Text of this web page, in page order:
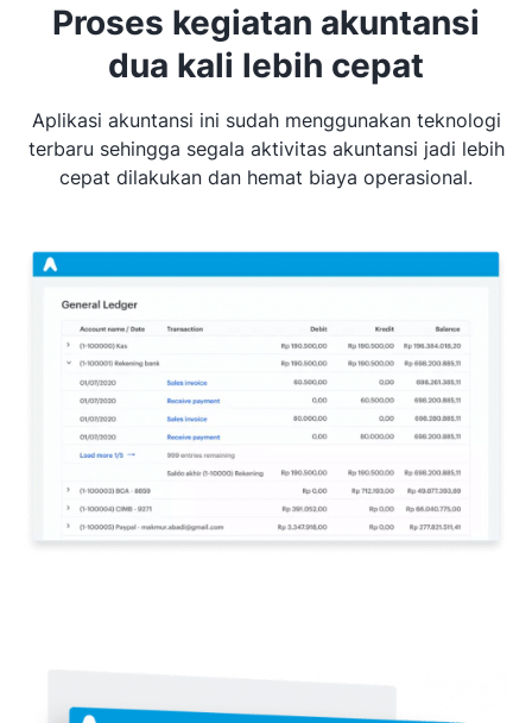
Proses kegiatan akuntansi
dua kali lebih cepat
Aplikasi akuntansi ini sudah menggunakan teknologi
terbaru sehingga segala aktivitas akuntansi jadi lebih
cepat dilakukan dan hemat biaya operasional.